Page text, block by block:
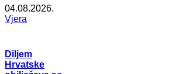
04.08.2026.
Vjera
Diljem
Hrvatske